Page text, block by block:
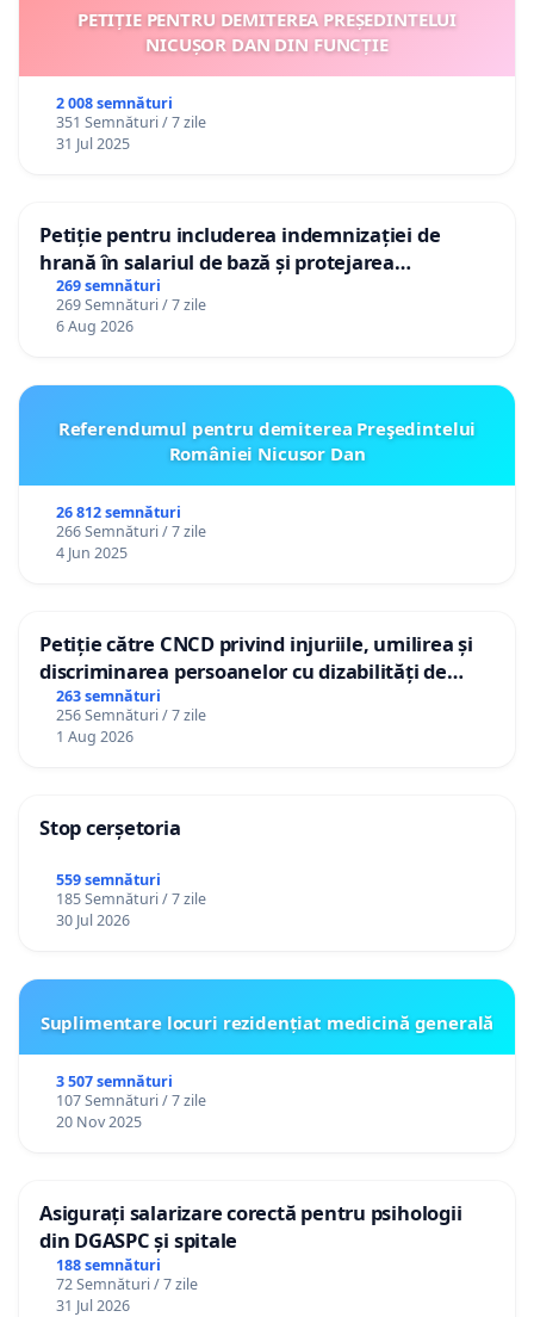
PETIȚIE PENTRU DEMITEREA PREȘEDINTELUI
NICUȘOR DAN DIN FUNCȚIE
2 008 semnături
351 Semnături / 7 zile
31 Jul 2025
Petiție pentru includerea indemnizației de
hrană în salariul de bază și protejarea
gradațiilor de vechime pentru asistenții
personali
269 semnături
269 Semnături / 7 zile
6 Aug 2026
Referendumul pentru demiterea Preşedintelui
României Nicusor Dan
26 812 semnături
266 Semnături / 7 zile
4 Jun 2025
Petiție către CNCD privind injuriile, umilirea și
discriminarea persoanelor cu dizabilități de
către utilizatorul TikTok „Gorici”
263 semnături
256 Semnături / 7 zile
1 Aug 2026
Stop cerșetoria
559 semnături
185 Semnături / 7 zile
30 Jul 2026
Suplimentare locuri rezidențiat medicină generală
3 507 semnături
107 Semnături / 7 zile
20 Nov 2025
Asigurați salarizare corectă pentru psihologii
din DGASPC și spitale
188 semnături
72 Semnături / 7 zile
31 Jul 2026